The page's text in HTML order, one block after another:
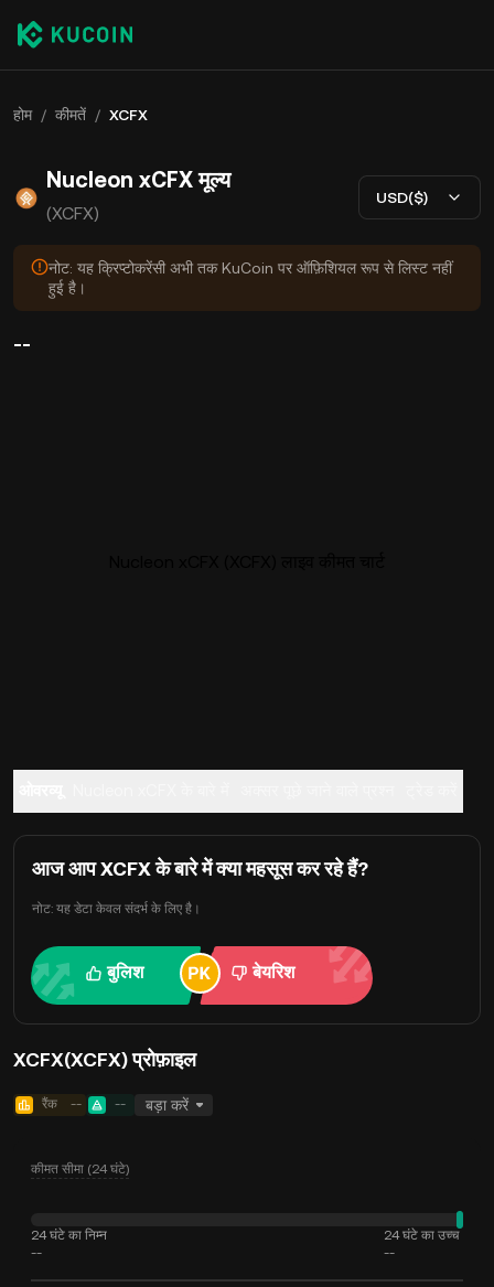
होम / कीमतें / XCFX
Nucleon xCFX मूल्य
(XCFX)
USD($)
नोट: यह क्रिप्टोकरेंसी अभी तक KuCoin पर ऑफ़िशियल रूप से लिस्ट नहीं
हुई है।
--
आज आप XCFX के बारे में क्या महसूस कर रहे हैं?
नोट: यह डेटा केवल संदर्भ के लिए है।
बुलिश बेयरिश
XCFX(XCFX) प्रोफ़ाइल
रैंक -- -- बड़ा करें
कीमत सीमा (24 घंटे)
24 घंटे का निम्न
--
24 घंटे का उच्च
--